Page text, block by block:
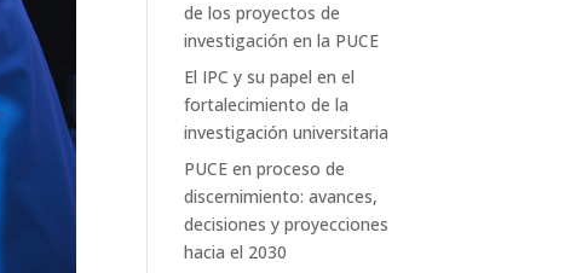
de los proyectos de
investigación en la PUCE
El IPC y su papel en el
fortalecimiento de la
investigación universitaria
PUCE en proceso de
discernimiento: avances,
decisiones y proyecciones
hacia el 2030